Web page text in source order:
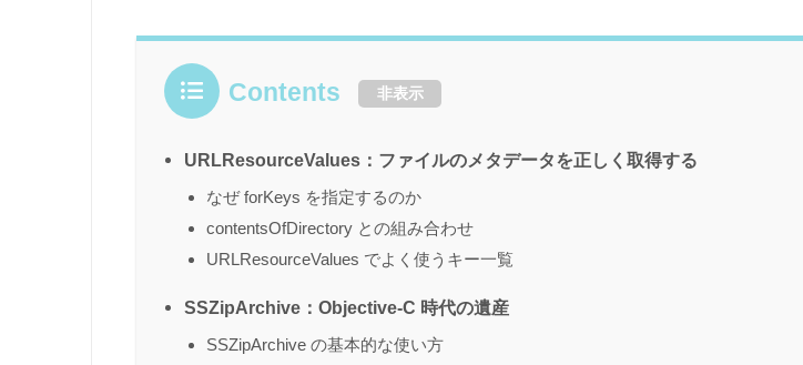
Contents 非表示
URLResourceValues：ファイルのメタデータを正しく取得する
なぜ forKeys を指定するのか
contentsOfDirectory との組み合わせ
URLResourceValues でよく使うキー一覧
SSZipArchive：Objective-C 時代の遺産
SSZipArchive の基本的な使い方